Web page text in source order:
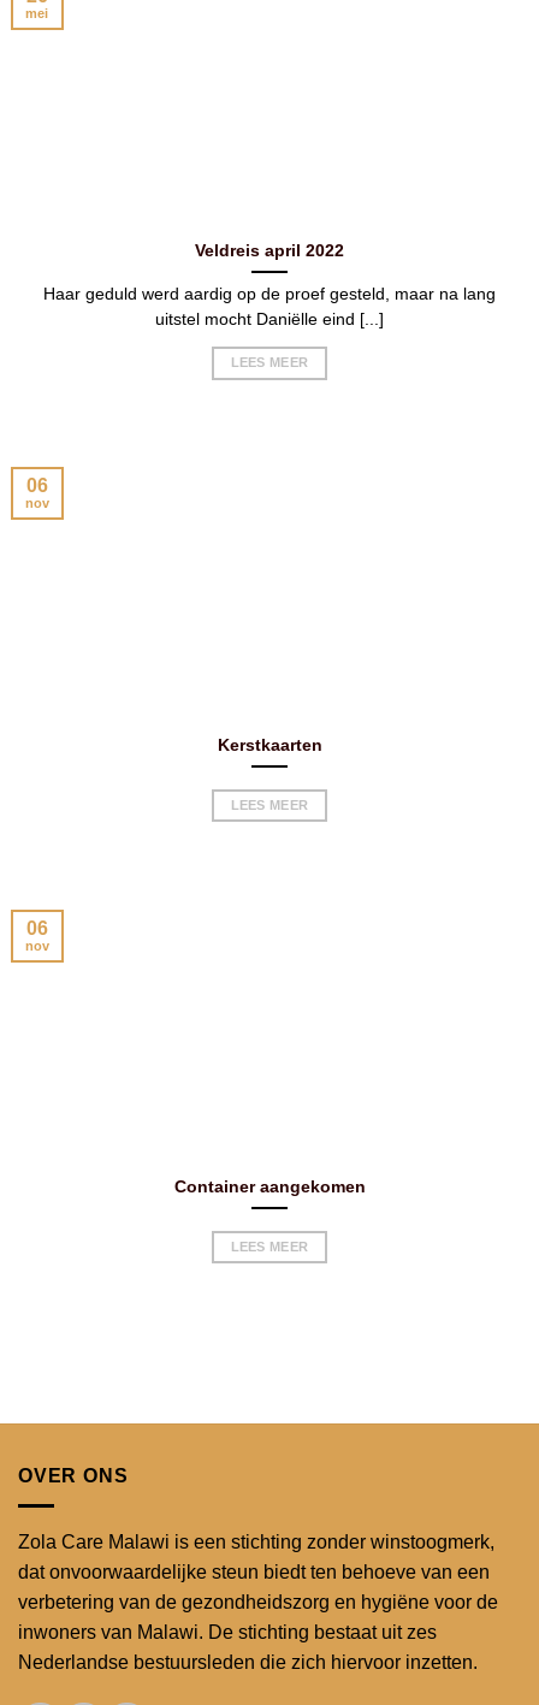
Veldreis april 2022
Haar geduld werd aardig op de proef gesteld, maar na lang
uitstel mocht Daniëlle eind [...]
LEES MEER
mei
Kerstkaarten
LEES MEER
06
nov
Container aangekomen
LEES MEER
06
nov
OVER ONS
Zola Care Malawi is een stichting zonder winstoogmerk,
dat onvoorwaardelijke steun biedt ten behoeve van een
verbetering van de gezondheidszorg en hygiëne voor de
inwoners van Malawi. De stichting bestaat uit zes
Nederlandse bestuursleden die zich hiervoor inzetten.